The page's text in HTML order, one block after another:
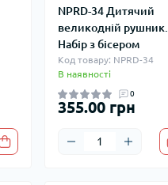
NPRD-34 Дитячий
великодній рушник.
Набір з бісером
Код товару: NPRD-34
В наявності
0
355.00 грн